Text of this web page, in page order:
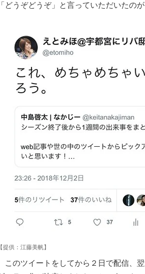
「どうぞどうぞ」と言っていただいたの
【提供：江藤美帆】
このツイートをしてから２日で配信、